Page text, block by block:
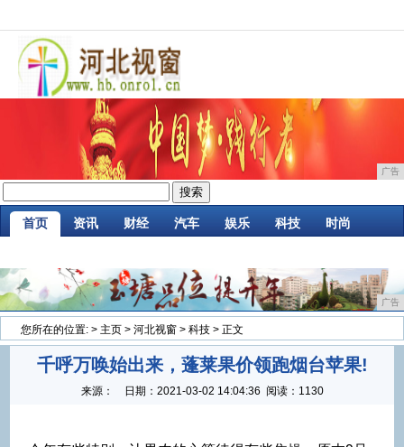
广告
首页 资讯 财经 汽车 娱乐 科技 时尚
广告
您所在的位置: > 主页 > 河北视窗 > 科技 > 正文
千呼万唤始出来，蓬莱果价领跑烟台苹果!
来源： 日期： 2021-03-02 14:04:36 阅读：1130